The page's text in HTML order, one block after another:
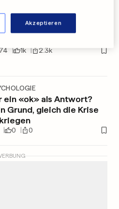
der Zapfsäule bewegt
1k 2.3k
ein «ok» als Antwort?
Grund, gleich die Krise
0 0
Akzeptieren